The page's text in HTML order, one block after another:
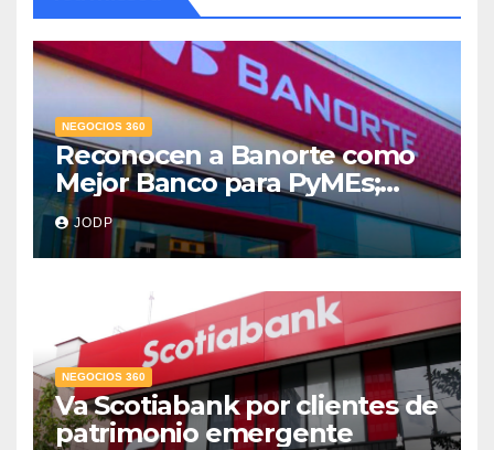
NEGOCIOS 360
Reconocen a Banorte como
Mejor Banco para PyMEs;
supera 14% del mercado
crediticio
JODP
NEGOCIOS 360
Va Scotiabank por clientes de
patrimonio emergente